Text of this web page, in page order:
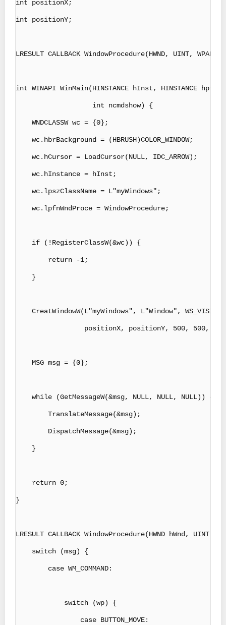
int positionX;
int positionY;
LRESULT CALLBACK WindowProcedure(HWND, UINT,
int WINAPI WinMain(HINSTANCE hInst, HINSTANCE
                   int ncmdshow) {
    WNDCLASSW wc = {0};
    wc.hbrBackground = (HBRUSH)COLOR_WINDOW;
    wc.hCursor = LoadCursor(NULL, IDC_ARROW);
    wc.hInstance = hInst;
    wc.lpszClassName = L"myWindows";
    wc.lpfnWndProce = WindowProcedure;
    if (!RegisterClassW(&wc)) {
        return -1;
    }
CreatWindowW(L"myWindows", L"Window",
positionX, positionY, 500, 500,
    MSG msg = {0};
    while (GetMessageW(&msg, NULL, NULL, NULL)) {
        TranslateMessage(&msg);
        DispatchMessage(&msg);
    }
    return 0;
}
LRESULT CALLBACK WindowProcedure(HWND hWnd, UINT
    switch (msg) {
        case WM_COMMAND:
            switch (wp) {
                case BUTTON_MOVE: